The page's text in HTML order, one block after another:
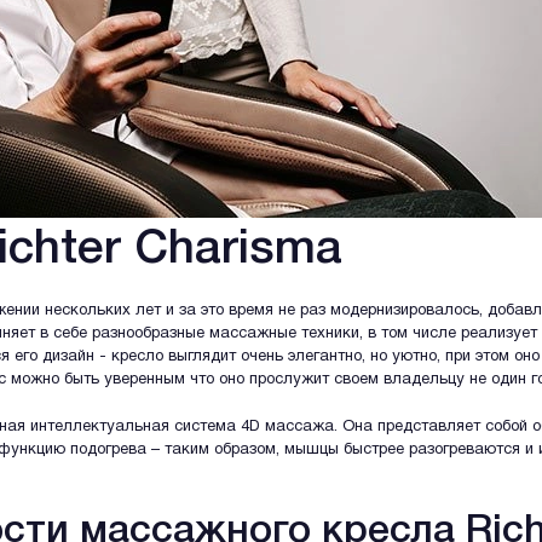
Charisma
нескольких лет и за это время не раз модернизировалось,
в себе разнообразные массажные техники, в том числе
его дизайн - кресло выглядит очень элегантно, но уютно, при этом
быть уверенным что оно прослужит своем владельцу не один
интеллектуальная система 4D массажа. Она представляет
подогрева – таким образом, мышцы быстрее разогреваются и
массажного кресла